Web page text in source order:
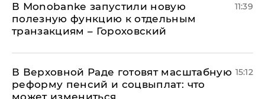
В Мonobankе запустили новую
полезную функцию к отдельным
транзакциям – Гороховский
11:39
В Верховной Раде готовят масштабную
реформу пенсий и соцвыплат: что
может измениться
15:12